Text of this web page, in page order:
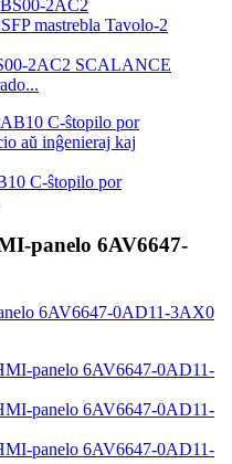
2AC2 SCALANCE
C-ŝtopilo por
panelo 6AV6647-